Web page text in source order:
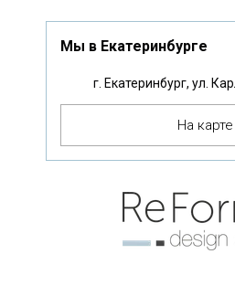
Мы в Екатеринбурге
г. Екатеринбург, ул.
На карте